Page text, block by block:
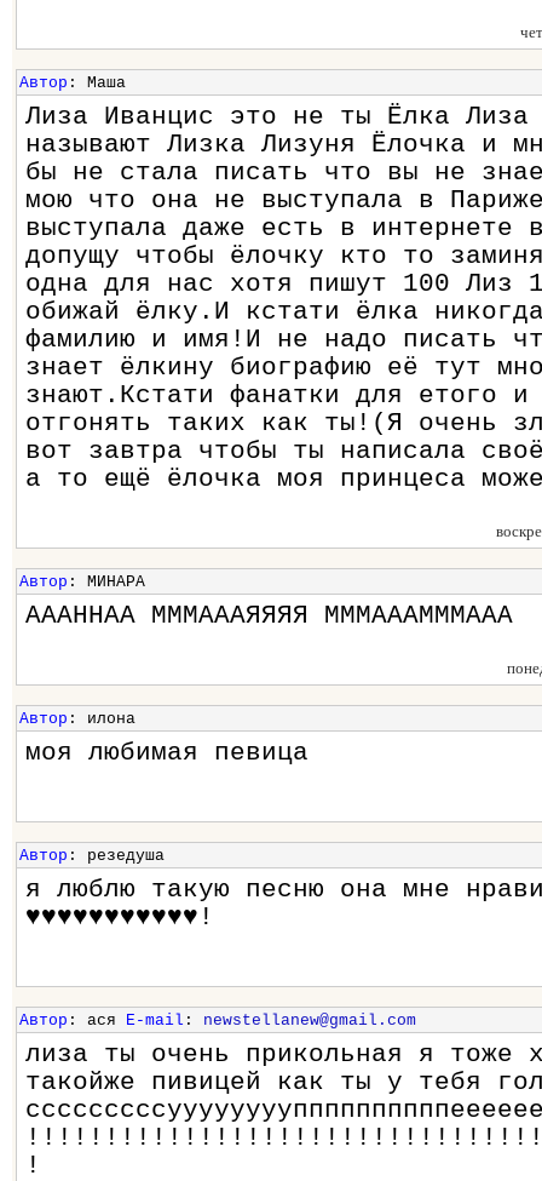
Автор : Маша
Лиза Иванцис это не ты Ёлка Лиза
называют Лизка Лизуня Ёлочка и
бы не стала писать что вы не
мою что она не выступала в
выступала даже есть в интернете
допущу чтобы ёлочку кто то
одна для нас хотя пишут 100 Лиз
обижай ёлку.И кстати ёлка
фамилию и имя!И не надо писать
знает ёлкину биографию её тут
знают.Кстати фанатки для етого и
отгонять таких как ты!(Я очень
вот завтра чтобы ты написала
а то ещё ёлочка моя принцеса
Автор : МИНАРА
АААННАА МММАААЯЯЯЯ МММАААМММААА
Автор : илона
моя любимая певица
Автор : резедуша
я люблю такую песню она мне
♥♥♥♥♥♥♥♥♥♥♥!
Автор : ася E-mail : newstellanew@gmail.com
лиза ты очень прикольная я тоже
такойже пивицей как ты у тебя
!